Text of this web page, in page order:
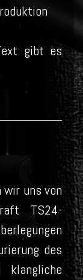
gibt es
wir uns von
TS24-
des